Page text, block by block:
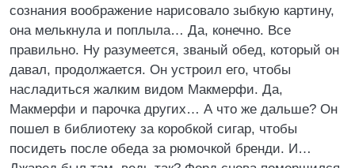
сознания воображение нарисовало зыбкую картину,
она мелькнула и поплыла… Да, конечно. Все
правильно. Ну разумеется, званый обед, который он
давал, продолжается. Он устроил его, чтобы
насладиться жалким видом Макмерфи. Да,
Макмерфи и парочка других… А что же дальше? Он
пошел в библиотеку за коробкой сигар, чтобы
посидеть после обеда за рюмочкой бренди. И…